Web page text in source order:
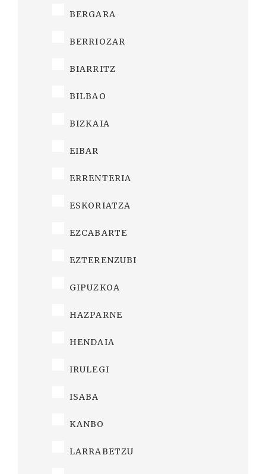
BERGARA
BERRIOZAR
BIARRITZ
BILBAO
BIZKAIA
EIBAR
ERRENTERIA
ESKORIATZA
EZCABARTE
EZTERENZUBI
GIPUZKOA
HAZPARNE
HENDAIA
IRULEGI
ISABA
KANBO
LARRABETZU